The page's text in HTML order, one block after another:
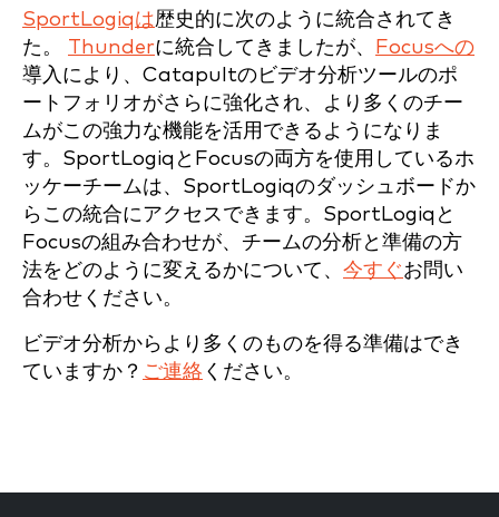
SportLogiqは歴史的に次のように統合されてき
た。 Thunderに統合してきましたが、
Focusへの
導入により、Catapultのビデオ分析ツールのポ
ートフォリオがさらに強化され、より多くのチー
ムがこの強力な機能を活用できるようになりま
す。SportLogiqとFocusの両方を使用しているホ
ッケーチームは、SportLogiqのダッシュボードか
らこの統合にアクセスできます。SportLogiqと
Focusの組み合わせが、チームの分析と準備の方
法をどのように変えるかについて、 今すぐお問い
合わせください。
ビデオ分析からより多くのものを得る準備はでき
ていますか？ ご連絡 ください。